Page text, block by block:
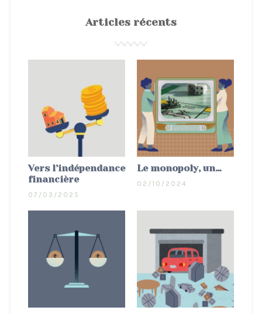
Articles récents
Vers l’indépendance
financière
07/03/2025
Le monopoly, un…
02/10/2024